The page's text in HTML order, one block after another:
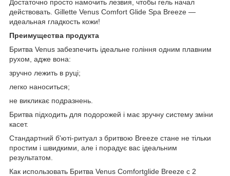
Достаточно просто намочить лезвия, чтобы гель начал
действовать. Gillette Venus Comfort Glide Spa Breeze —
идеальная гладкость кожи!
Преимущества продукта
Бритва Venus забезпечить ідеальне гоління одним плавним
рухом, адже вона:
зручно лежить в руці;
легко наноситься;
не викликає подразнень.
Бритва підходить для подорожей і має зручну систему зміни
касет.
Стандартний б'юті-ритуал з бритвою Breeze стане не тільки
простим і швидкими, але і порадує вас ідеальним
результатом.
Как использовать Бритва Venus Comfortglide Breeze с 2